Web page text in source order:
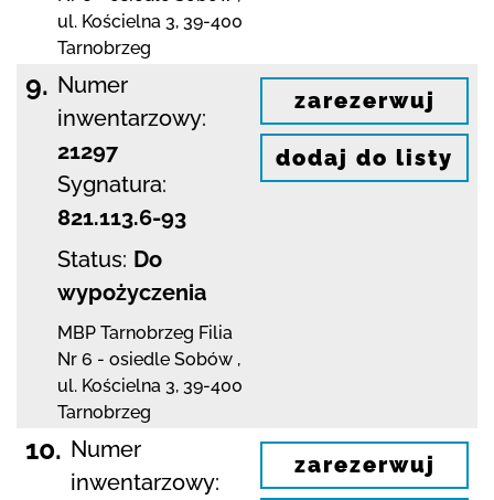
ul. Kościelna 3, 39-400
Tarnobrzeg
9. Numer
inwentarzowy:
21297
Sygnatura:
821.113.6-93
Status: Do
wypożyczenia
MBP Tarnobrzeg Filia
Nr 6 - osiedle Sobów ,
ul. Kościelna 3, 39-400
Tarnobrzeg
zarezerwuj
dodaj do listy
10. Numer
inwentarzowy:
zarezerwuj